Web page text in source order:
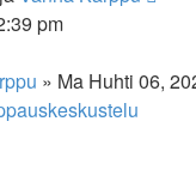
pm
» Ma Huhti 06,